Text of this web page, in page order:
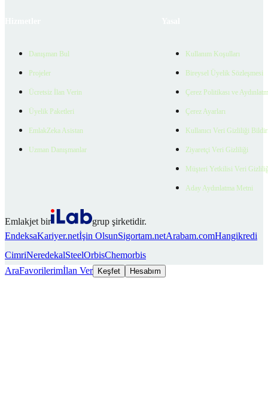
Danışman Bul
Projeler
Ücretsiz İlan Verin
Üyelik Paketleri
EmlakZeka Asistan
Uzman Danışmanlar
Kullanım Koşulları
Bireysel Üyelik Sözleşmesi
Çerez Politikası ve
Çerez Ayarları
Kullanıcı Veri Gizliliği
Ziyaretçi Veri Gizliliği
Müşteri Yetkilisi Veri
Aday Aydınlatma Metni
Emlakjet bir
grup şirketidir.
EndeksaKariyer.netİşin OlsunSigortam.netArabam.comHangikredi
CimriNeredekalSteelOrbisChemorbis
AraFavorilerimİlan Ver Keşfet Hesabım